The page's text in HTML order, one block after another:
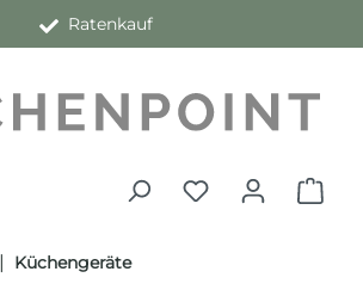
Ratenkauf
| Küchengeräte